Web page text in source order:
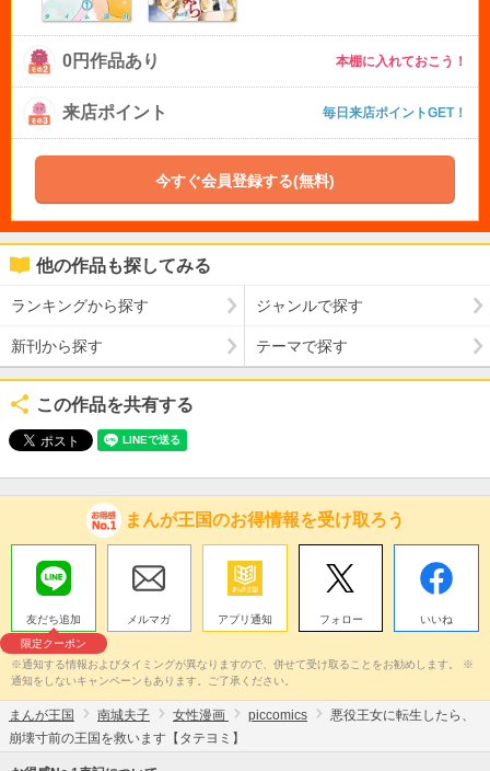
0円作品あり 本棚に入れておこう！
来店ポイント 毎日来店ポイントGET！
今すぐ会員登録する(無料)
他の作品も探してみる
ランキングから探す ジャンルで探す
新刊から探す テーマで探す
この作品を共有する
まんが王国のお得情報を受け取ろう
友だち追加
限定クーポン
メルマガ アプリ通知 フォロー いいね
※通知する情報およびタイミングが異なりますので、併せて受け取ることをお勧めします。 ※
通知をしないキャンペーンもあります。ご了承ください。
まんが王国 南城夫子 女性漫画 piccomics
悪役王女に転生したら、
崩壊寸前の王国を救います【タテヨミ】